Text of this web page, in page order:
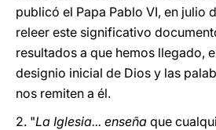
publicó el Papa Pablo VI, en julio
releer este significativo
resultados a que hemos llegado,
designio inicial de Dios y las
nos remiten a él.
2. "La Iglesia... enseña que